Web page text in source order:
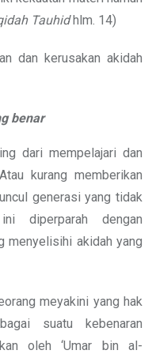
Tauhidhlm. 14)
dan kerusakan akidah
benar
dari mempelajari dan
kurang memberikan
generasi yang tidak
diperparah dengan
menyelisihi akidah yang
meyakini yang hak
suatu kebenaran
oleh ‘Umar bin al-